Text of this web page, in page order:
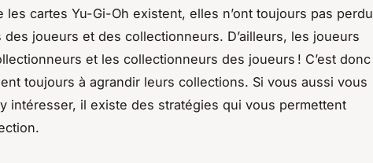
les cartes Yu-Gi-Oh existent, elles n’ont toujours pas perdu
joueurs et des collectionneurs. D’ailleurs, les joueurs
et les collectionneurs des joueurs ! C’est donc
toujours à agrandir leurs collections. Si vous aussi vous
intéresser, il existe des stratégies qui vous permettent